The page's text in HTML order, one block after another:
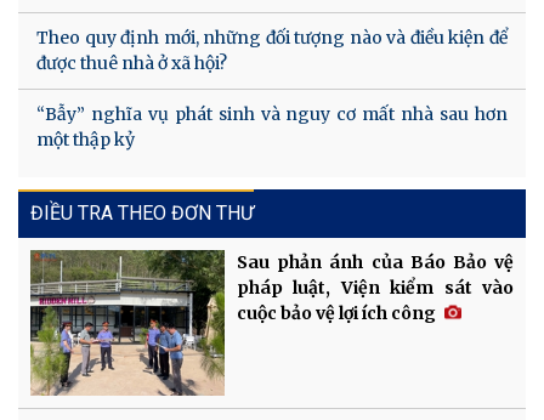
Theo quy định mới, những đối tượng nào và điều kiện để
được thuê nhà ở xã hội?
“Bẫy” nghĩa vụ phát sinh và nguy cơ mất nhà sau hơn
một thập kỷ
ĐIỀU TRA THEO ĐƠN THƯ
Sau phản ánh của Báo Bảo vệ
pháp luật, Viện kiểm sát vào
cuộc bảo vệ lợi ích công